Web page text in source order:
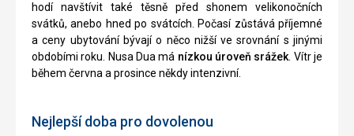
hodí navštívit také těsně před shonem velikonočních
svátků, anebo hned po svátcích. Počasí zůstává příjemné
a ceny ubytování bývají o něco nižší ve srovnání s jinými
obdobími roku. Nusa Dua má nízkou úroveň srážek . Vítr je
během června a prosince někdy intenzivní.
Nejlepší doba pro dovolenou